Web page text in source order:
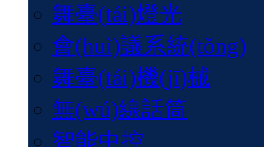
舞臺(tái)燈光
會(huì)議系統(tǒng)
舞臺(tái)機(jī)械
無(wú)線話筒
智能中控